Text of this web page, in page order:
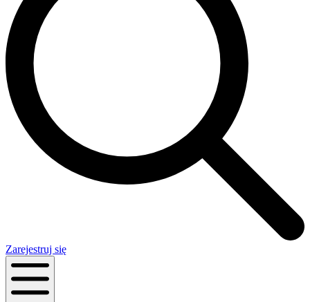
Zarejestruj się